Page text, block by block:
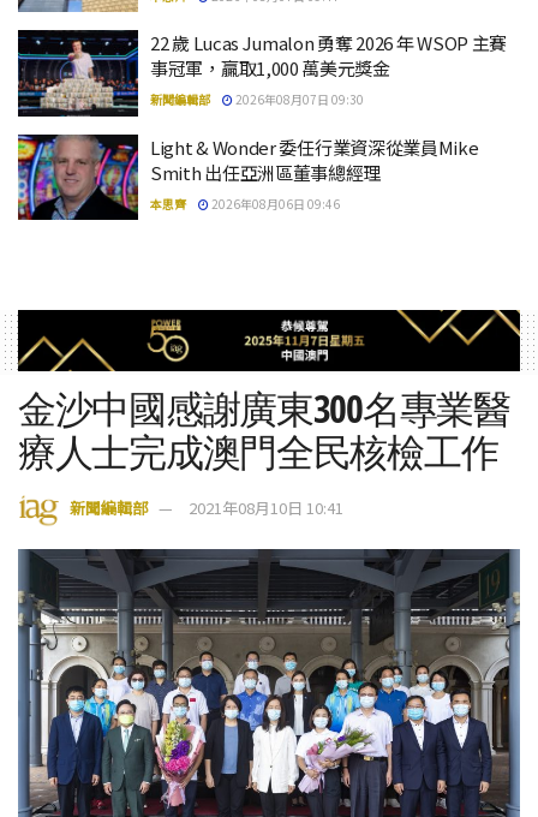
22 歲 Lucas Jumalon 勇奪 2026 年 WSOP 主賽
事冠軍，贏取1,000 萬美元獎金
新聞編輯部 2026年08月07日 09:30
Light & Wonder 委任行業資深從業員Mike
Smith 出任亞洲區董事總經理
本思齊 2026年08月06日 09:46
金沙中國感謝廣東300名專業醫
療人士完成澳門全民核檢工作
新聞編輯部 2021年08月10日 10:41